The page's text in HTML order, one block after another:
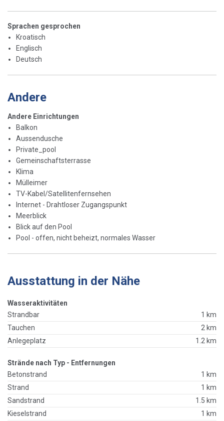
Sprachen gesprochen
Kroatisch
Englisch
Deutsch
Andere
Andere Einrichtungen
Balkon
Aussendusche
Private_pool
Gemeinschaftsterrasse
Klima
Mülleimer
TV-Kabel/Satellitenfernsehen
Internet - Drahtloser Zugangspunkt
Meerblick
Blick auf den Pool
Pool - offen, nicht beheizt, normales Wasser
Ausstattung in der Nähe
Wasseraktivitäten
Strandbar
1 km
Tauchen
2 km
Anlegeplatz
1.2 km
Strände nach Typ - Entfernungen
Betonstrand
1 km
Strand
1 km
Sandstrand
1.5 km
Kieselstrand
1 km